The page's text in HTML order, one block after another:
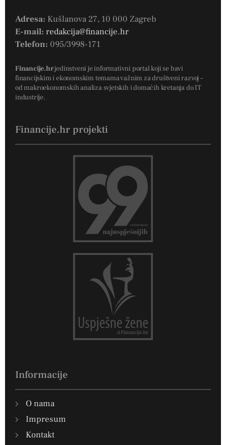
Adresa: Kušlanova 27, 10 000 Zagreb
E-mail: redakcija@financije.hr
Telefon: 095/3998-171
Financije.hrjedinstveni je informativni portal koji se bavi
financijskim i ekonomskim temama važnim za društveni razvoj –
od makroekonomskih analiza svjetskih i domaćih kretanja do IT
industrije.
Financije.hr projekti
Informacije
O nama
Impresum
Kontakt